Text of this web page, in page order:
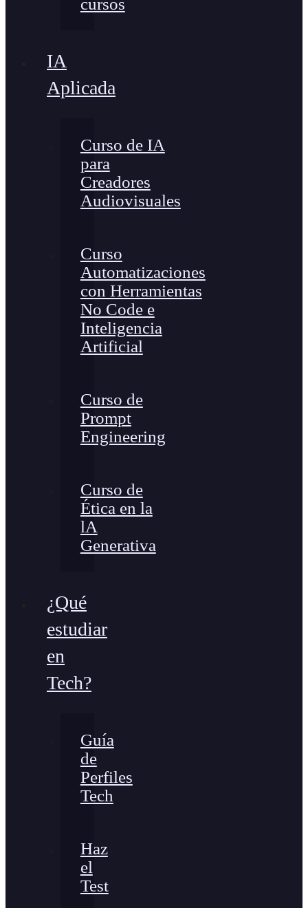
cursos
IA
Aplicada
Curso de IA
para
Creadores
Audiovisuales
Curso
Automatizaciones
con Herramientas
No Code e
Inteligencia
Artificial
Curso de
Prompt
Engineering
Curso de
Ética en la
lA
Generativa
¿Qué
estudiar
en
Tech?
Guía
de
Perfiles
Tech
Haz
el
Test